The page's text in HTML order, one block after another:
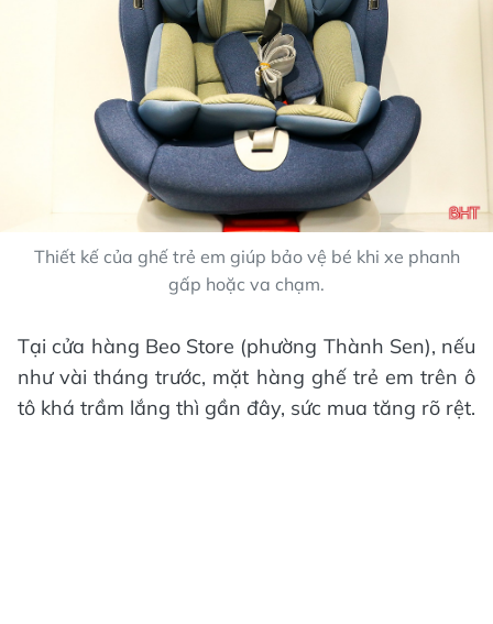
Thiết kế của ghế trẻ em giúp bảo vệ bé khi xe phanh
gấp hoặc va chạm.
Tại cửa hàng Beo Store (phường Thành Sen), nếu
như vài tháng trước, mặt hàng ghế trẻ em trên ô
tô khá trầm lắng thì gần đây, sức mua tăng rõ rệt.